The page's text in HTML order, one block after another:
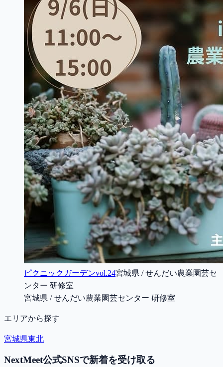
ピクニックガーデンvol.24宮城県 / せんだい農業園芸セ
ンター 研修室
宮城県 / せんだい農業園芸センター 研修室
エリアから探す
宮城県東北
NextMeet公式SNSで新着を受け取る